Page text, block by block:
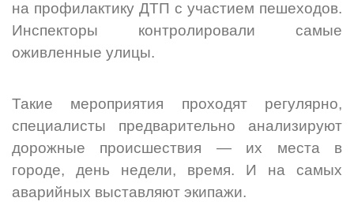
на профилактику ДТП с участием пешеходов.
Инспекторы контролировали самые
оживленные улицы.
Такие мероприятия проходят регулярно,
специалисты предварительно анализируют
дорожные происшествия — их места в
городе, день недели, время. И на самых
аварийных выставляют экипажи.